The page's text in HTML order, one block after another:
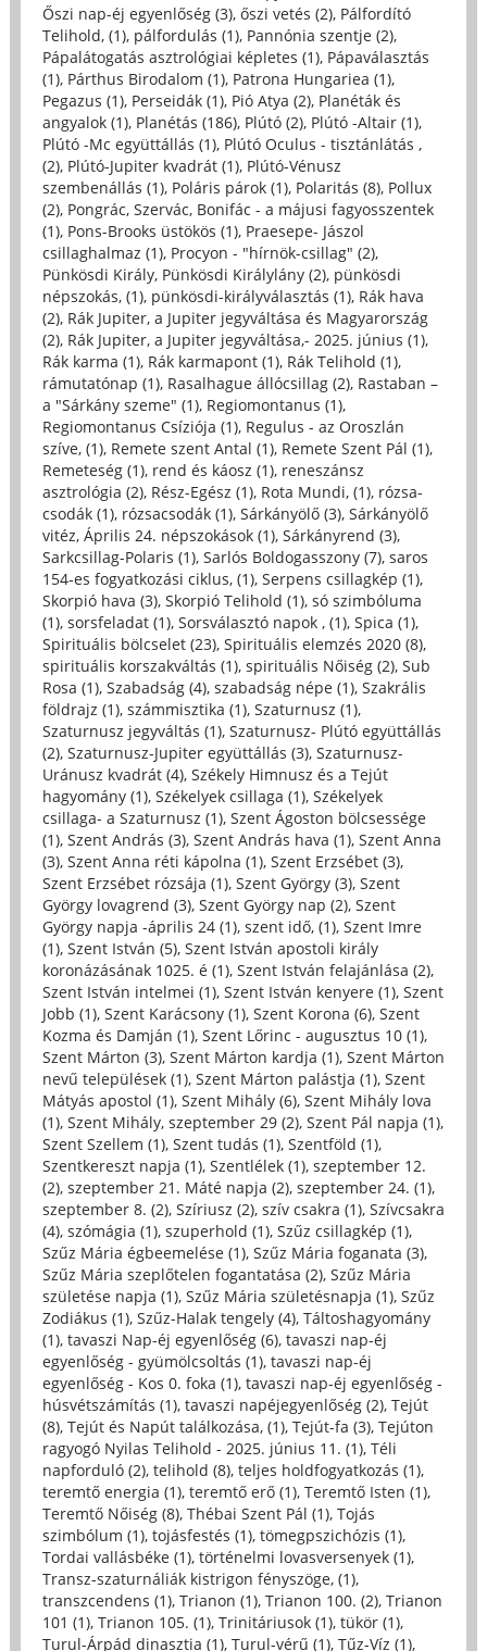
Őszi nap-éj egyenlőség (3), őszi vetés (2), Pálfordító
Telihold, (1), pálfordulás (1), Pannónia szentje (2),
Pápalátogatás asztrológiai képletes (1), Pápaválasztás
(1), Párthus Birodalom (1), Patrona Hungariea (1),
Pegazus (1), Perseidák (1), Pió Atya (2), Planéták és
angyalok (1), Planétás (186), Plútó (2), Plútó -Altair (1),
Plútó -Mc együttállás (1), Plútó Oculus - tisztánlátás ,
(2), Plútó-Jupiter kvadrát (1), Plútó-Vénusz
szembenállás (1), Poláris párok (1), Polaritás (8), Pollux
(2), Pongrác, Szervác, Bonifác - a májusi fagyosszentek
(1), Pons-Brooks üstökös (1), Praesepe- Jászol
csillaghalmaz (1), Procyon - "hírnök-csillag" (2),
Pünkösdi Király, Pünkösdi Királylány (2), pünkösdi
népszokás, (1), pünkösdi-királyválasztás (1), Rák hava
(2), Rák Jupiter, a Jupiter jegyváltása és Magyarország
(2), Rák Jupiter, a Jupiter jegyváltása,- 2025. június (1),
Rák karma (1), Rák karmapont (1), Rák Telihold (1),
rámutatónap (1), Rasalhague állócsillag (2), Rastaban –
a "Sárkány szeme" (1), Regiomontanus (1),
Regiomontanus Csíziója (1), Regulus - az Oroszlán
szíve, (1), Remete szent Antal (1), Remete Szent Pál (1),
Remeteség (1), rend és káosz (1), reneszánsz
asztrológia (2), Rész-Egész (1), Rota Mundi, (1), rózsa-
csodák (1), rózsacsodák (1), Sárkányölő (3), Sárkányölő
vitéz, Április 24. népszokások (1), Sárkányrend (3),
Sarkcsillag-Polaris (1), Sarlós Boldogasszony (7), saros
154-es fogyatkozási ciklus, (1), Serpens csillagkép (1),
Skorpió hava (3), Skorpió Telihold (1), só szimbóluma
(1), sorsfeladat (1), Sorsválasztó napok , (1), Spica (1),
Spirituális bölcselet (23), Spirituális elemzés 2020 (8),
spirituális korszakváltás (1), spirituális Nőiség (2), Sub
Rosa (1), Szabadság (4), szabadság népe (1), Szakrális
földrajz (1), számmisztika (1), Szaturnusz (1),
Szaturnusz jegyváltás (1), Szaturnusz- Plútó együttállás
(2), Szaturnusz-Jupiter együttállás (3), Szaturnusz-
Uránusz kvadrát (4), Székely Himnusz és a Tejút
hagyomány (1), Székelyek csillaga (1), Székelyek
csillaga- a Szaturnusz (1), Szent Ágoston bölcsessége
(1), Szent András (3), Szent András hava (1), Szent Anna
(3), Szent Anna réti kápolna (1), Szent Erzsébet (3),
Szent Erzsébet rózsája (1), Szent György (3), Szent
György lovagrend (3), Szent György nap (2), Szent
György napja -április 24 (1), szent idő, (1), Szent Imre
(1), Szent István (5), Szent István apostoli király
koronázásának 1025. é (1), Szent István felajánlása (2),
Szent István intelmei (1), Szent István kenyere (1), Szent
Jobb (1), Szent Karácsony (1), Szent Korona (6), Szent
Kozma és Damján (1), Szent Lőrinc - augusztus 10 (1),
Szent Márton (3), Szent Márton kardja (1), Szent Márton
nevű települések (1), Szent Márton palástja (1), Szent
Mátyás apostol (1), Szent Mihály (6), Szent Mihály lova
(1), Szent Mihály, szeptember 29 (2), Szent Pál napja (1),
Szent Szellem (1), Szent tudás (1), Szentföld (1),
Szentkereszt napja (1), Szentlélek (1), szeptember 12.
(2), szeptember 21. Máté napja (2), szeptember 24. (1),
szeptember 8. (2), Szíriusz (2), szív csakra (1), Szívcsakra
(4), szómágia (1), szuperhold (1), Szűz csillagkép (1),
Szűz Mária égbeemelése (1), Szűz Mária foganata (3),
Szűz Mária szeplőtelen fogantatása (2), Szűz Mária
születése napja (1), Szűz Mária születésnapja (1), Szűz
Zodiákus (1), Szűz-Halak tengely (4), Táltoshagyomány
(1), tavaszi Nap-éj egyenlőség (6), tavaszi nap-éj
egyenlőség - gyümölcsoltás (1), tavaszi nap-éj
egyenlőség - Kos 0. foka (1), tavaszi nap-éj egyenlőség -
húsvétszámítás (1), tavaszi napéjegyenlőség (2), Tejút
(8), Tejút és Napút találkozása, (1), Tejút-fa (3), Tejúton
ragyogó Nyilas Telihold - 2025. június 11. (1), Téli
napforduló (2), telihold (8), teljes holdfogyatkozás (1),
teremtő energia (1), teremtő erő (1), Teremtő Isten (1),
Teremtő Nőiség (8), Thébai Szent Pál (1), Tojás
szimbólum (1), tojásfestés (1), tömegpszichózis (1),
Tordai vallásbéke (1), történelmi lovasversenyek (1),
Transz-szaturnáliák kistrigon fényszöge, (1),
transzcendens (1), Trianon (1), Trianon 100. (2), Trianon
101 (1), Trianon 105. (1), Trinitáriusok (1), tükör (1),
Turul-Árpád dinasztia (1), Turul-vérű (1), Tűz-Víz (1),